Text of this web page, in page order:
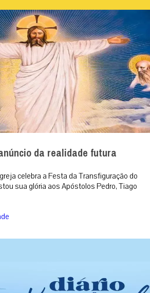
celebra a Festa da Transfiguração do
sua glória aos Apóstolos Pedro, Tiago
Vocacional’ para jovens
de 70 dias de oração, meditação e
acompanhados pela instituição a